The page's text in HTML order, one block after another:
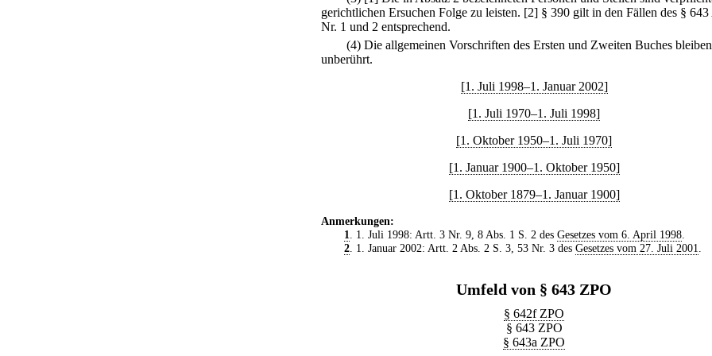
gerichtlichen Ersuchen Folge zu leisten. [2] § 390 gilt in den Fällen des § 643
Nr. 1 und 2 entsprechend.
(4) Die allgemeinen Vorschriften des Ersten und Zweiten Buches bleiben
unberührt.
[1. Juli 1998–1. Januar 2002]
[1. Juli 1970–1. Juli 1998]
[1. Oktober 1950–1. Juli 1970]
[1. Januar 1900–1. Oktober 1950]
[1. Oktober 1879–1. Januar 1900]
Anmerkungen:
1. 1. Juli 1998: Artt. 3 Nr. 9, 8 Abs. 1 S. 2 des Gesetzes vom 6. April 1998.
2. 1. Januar 2002: Artt. 2 Abs. 2 S. 3, 53 Nr. 3 des Gesetzes vom 27. Juli 2001.
Umfeld von § 643 ZPO
§ 642f ZPO
§ 643 ZPO
§ 643a ZPO